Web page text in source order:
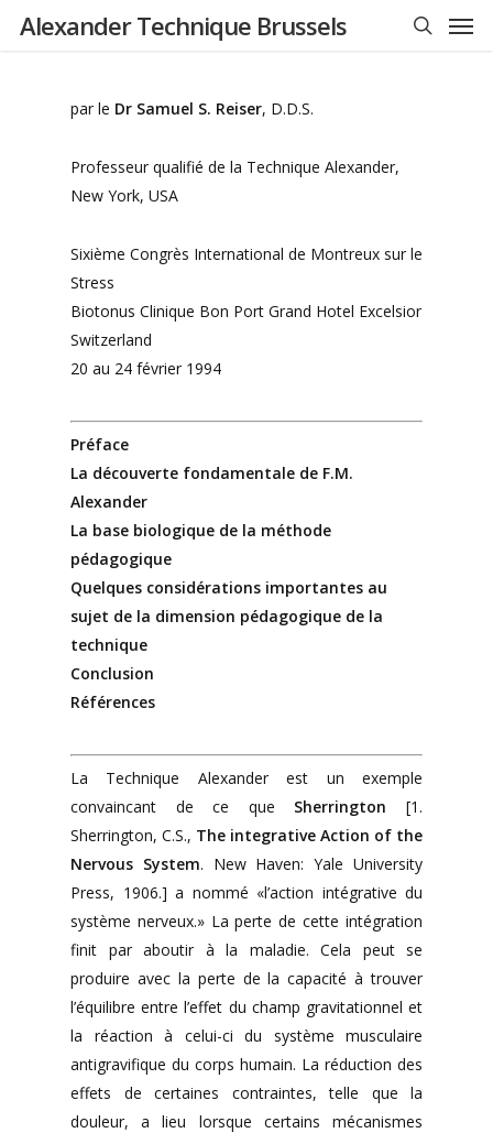
SkipAlexander Technique Brussels
par le Dr Samuel S. Reiser, D.D.S.
Professeur qualifié de la Technique Alexander,
New York, USA
Sixième Congrès International de Montreux sur le
Stress
Biotonus Clinique Bon Port Grand Hotel Excelsior
Switzerland
20 au 24 février 1994
Préface
La découverte fondamentale de F.M.
Alexander
La base biologique de la méthode
pédagogique
Quelques considérations importantes au
sujet de la dimension pédagogique de la
technique
Conclusion
Références
La Technique Alexander est un exemple
convaincant de ce que Sherrington [1.
Sherrington, C.S., The integrative Action of the
Nervous System. New Haven: Yale University
Press, 1906.] a nommé «l’action intégrative du
système nerveux.» La perte de cette intégration
finit par aboutir à la maladie. Cela peut se
produire avec la perte de la capacité à trouver
l’équilibre entre l’effet du champ gravitationnel et
la réaction à celui-ci du système musculaire
antigravifique du corps humain. La réduction des
effets de certaines contraintes, telle que la
douleur, a lieu lorsque certains mécanismes